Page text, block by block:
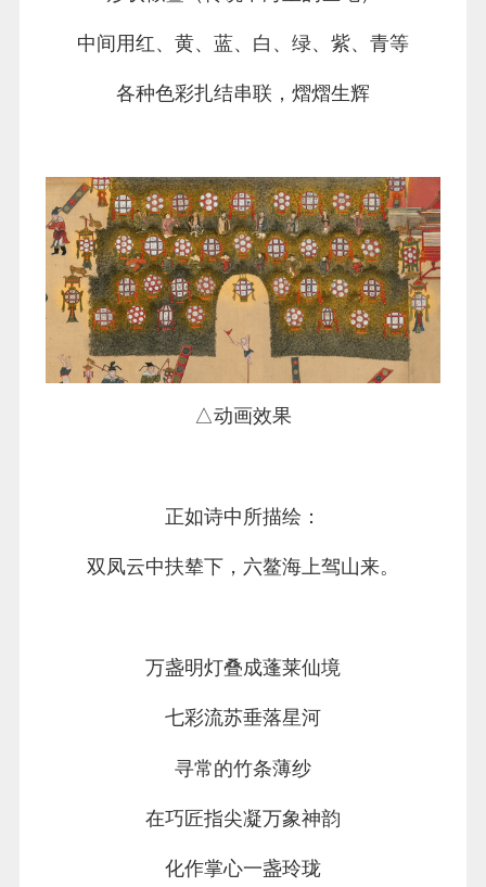
中间用红、黄、蓝、白、绿、紫、青等
各种色彩扎结串联，熠熠生辉
△动画效果
正如诗中所描绘：
双凤云中扶辇下，六鳌海上驾山来。
万盏明灯叠成蓬莱仙境
七彩流苏垂落星河
寻常的竹条薄纱
在巧匠指尖凝万象神韵
化作掌心一盏玲珑